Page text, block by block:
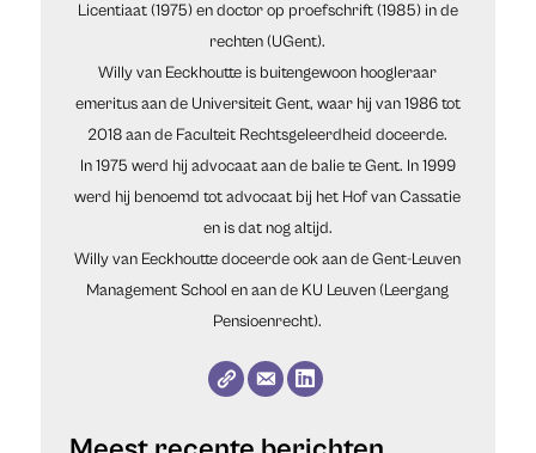
Licentiaat (1975) en doctor op proefschrift (1985) in de
rechten (UGent).
Willy van Eeckhoutte is buitengewoon hoogleraar
emeritus aan de Universiteit Gent, waar hij van 1986 tot
2018 aan de Faculteit Rechtsgeleerdheid doceerde.
In 1975 werd hij advocaat aan de balie te Gent. In 1999
werd hij benoemd tot advocaat bij het Hof van Cassatie
en is dat nog altijd.
Willy van Eeckhoutte doceerde ook aan de Gent-Leuven
Management School en aan de KU Leuven (Leergang
Pensioenrecht).